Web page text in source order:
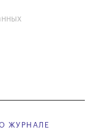
ЖУРНАЛЕ